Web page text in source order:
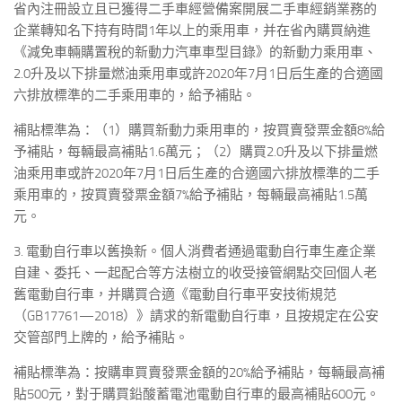
省內注冊設立且已獲得二手車經營備案開展二手車經銷業務的
企業轉知名下持有時間1年以上的乘用車，并在省內購買納進
《減免車輛購置稅的新動力汽車車型目錄》的新動力乘用車、
2.0升及以下排量燃油乘用車或許2020年7月1日后生產的合適國
六排放標準的二手乘用車的，給予補貼。
補貼標準為：（1）購買新動力乘用車的，按買賣發票金額8%給
予補貼，每輛最高補貼1.6萬元；（2）購買2.0升及以下排量燃
油乘用車或許2020年7月1日后生產的合適國六排放標準的二手
乘用車的，按買賣發票金額7%給予補貼，每輛最高補貼1.5萬
元。
3. 電動自行車以舊換新。個人消費者通過電動自行車生產企業
自建、委托、一起配合等方法樹立的收受接管網點交回個人老
舊電動自行車，并購買合適《電動自行車平安技術規范
（GB17761—2018）》請求的新電動自行車，且按規定在公安
交管部門上牌的，給予補貼。
補貼標準為：按購車買賣發票金額的20%給予補貼，每輛最高補
貼500元，對于購買鉛酸蓄電池電動自行車的最高補貼600元。